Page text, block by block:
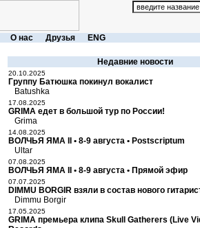
О нас Друзья ENG
Недавние новости
20.10.2025
Группу Батюшка покинул вокалист
Batushka
17.08.2025
GRIMA едет в большой тур по России!
Grima
14.08.2025
ВОЛЧЬЯ ЯМА II • 8-9 августа • Postscriptum
Ultar
07.08.2025
ВОЛЧЬЯ ЯМА II • 8-9 августа • Прямой эфир
07.07.2025
DIMMU BORGIR взяли в состав нового
Dimmu Borgir
17.05.2025
GRIMA премьера клипа Skull Gatherers (Live